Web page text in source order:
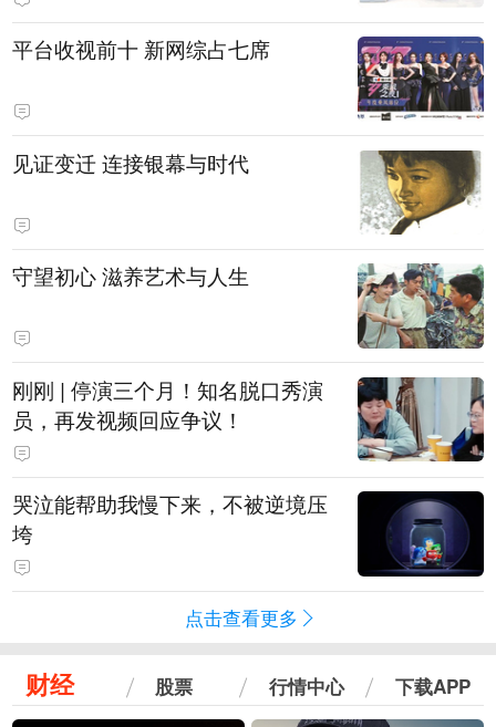
平台收视前十 新网综占七席
见证变迁 连接银幕与时代
守望初心 滋养艺术与人生
刚刚 | 停演三个月！知名脱口秀演
员，再发视频回应争议！
哭泣能帮助我慢下来，不被逆境压
垮
点击查看更多
财经 股票 行情中心 下载APP